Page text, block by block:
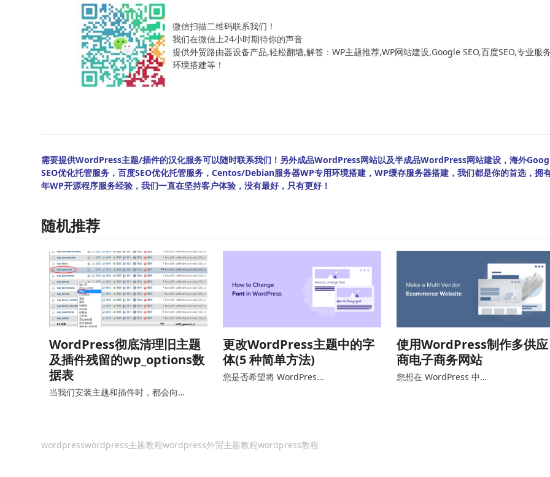
微信扫描二维码联系我们！
我们在微信上24小时期待你的声音
提供外贸路由器设备产品,轻松翻墙,解答：WP主题推荐,WP网站建设,Google SEO,百度SEO,专业服
环境搭建等！
需要提供WordPress主题/插件的汉化服务可以随时联系我们！另外成品WordPress网站以及半成品WordPress网站建设，海外
SEO优化托管服务，百度SEO优化托管服务，Centos/Debian服务器WP专用环境搭建，WP缓存服务器搭建，我们都是你的首选，拥
年WP开源程序服务经验，我们一直在坚持客户体验，没有最好，只有更好！
随机推荐
WordPress彻底清理旧主题
及插件残留的wp_options数
据表
当我们安装主题和插件时，都会向…
更改WordPress主题中的字
体(5 种简单方法)
您是否希望将 WordPres…
使用WordPress制作多供应
商电子商务网站
您想在 WordPress 中…
wordpresswordpress主题教程wordpress外贸主题教程wordpress教程